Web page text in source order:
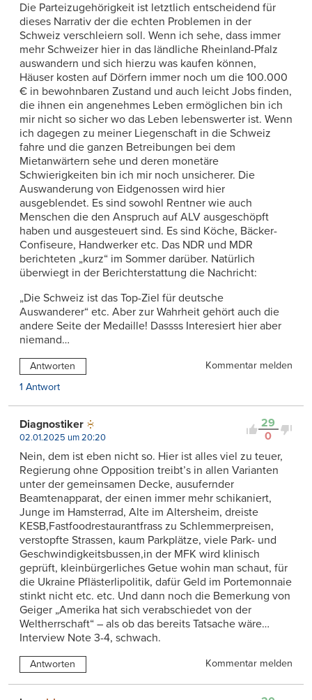
Die Parteizugehörigkeit ist letztlich entscheidend für
dieses Narrativ der die echten Problemen in der
Schweiz verschleiern soll. Wenn ich sehe, dass immer
mehr Schweizer hier in das ländliche Rheinland-Pfalz
auswandern und sich hierzu was kaufen können,
Häuser kosten auf Dörfern immer noch um die 100.000
€ in bewohnbaren Zustand und auch leicht Jobs finden,
die ihnen ein angenehmes Leben ermöglichen bin ich
mir nicht so sicher wo das Leben lebenswerter ist. Wenn
ich dagegen zu meiner Liegenschaft in die Schweiz
fahre und die ganzen Betreibungen bei dem
Mietanwärtern sehe und deren monetäre
Schwierigkeiten bin ich mir noch unsicherer. Die
Auswanderung von Eidgenossen wird hier
ausgeblendet. Es sind sowohl Rentner wie auch
Menschen die den Anspruch auf ALV ausgeschöpft
haben und ausgesteuert sind. Es sind Köche, Bäcker-
Confiseure, Handwerker etc. Das NDR und MDR
berichteten „kurz“ im Sommer darüber. Natürlich
überwiegt in der Berichterstattung die Nachricht:
„Die Schweiz ist das Top-Ziel für deutsche
Auswanderer“ etc. Aber zur Wahrheit gehört auch die
andere Seite der Medaille! Dassss Interesiert hier aber
niemand…
Antworten
Kommentar melden
1 Antwort
29
0
Diagnostiker
02.01.2025 um 20:20
Nein, dem ist eben nicht so. Hier ist alles viel zu teuer,
Regierung ohne Opposition treibt’s in allen Varianten
unter der gemeinsamen Decke, ausufernder
Beamtenapparat, der einen immer mehr schikaniert,
Junge im Hamsterrad, Alte im Altersheim, dreiste
KESB,Fastfoodrestaurantfrass zu Schlemmerpreisen,
verstopfte Strassen, kaum Parkplätze, viele Park- und
Geschwindigkeitsbussen,in der MFK wird klinisch
geprüft, kleinbürgerliches Getue wohin man schaut, für
die Ukraine Pflästerlipolitik, dafür Geld im Portemonnaie
stinkt nicht etc. etc. Und dann noch die Bemerkung von
Geiger „Amerika hat sich verabschiedet von der
Weltherrschaft“ – als ob das bereits Tatsache wäre…
Interview Note 3-4, schwach.
Antworten Kommentar melden